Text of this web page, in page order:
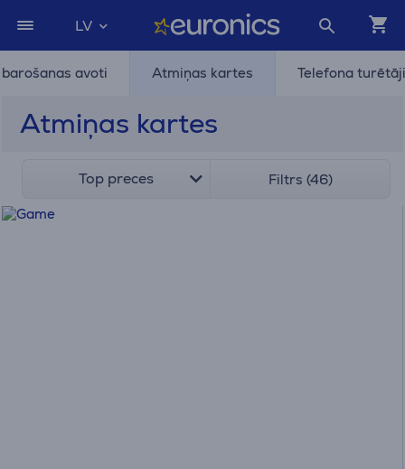
LV
avoti Atmiņas kartes Telefona turētāji
Atmiņas kartes
Top preces Filtrs (46)